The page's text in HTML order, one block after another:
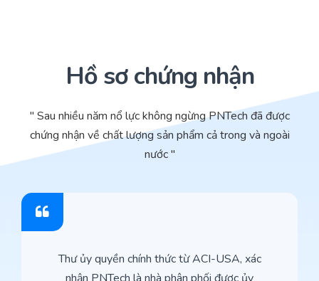
Hồ sơ chứng nhận
" Sau nhiều năm nổ lực không ngừng PNTech đã được
chứng nhận về chất lượng sản phẩm cả trong và ngoài
nước "
Thư ủy quyền chính thức từ ACI-USA, xác